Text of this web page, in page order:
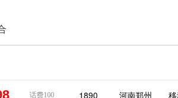
话费100 1890 河南郑州